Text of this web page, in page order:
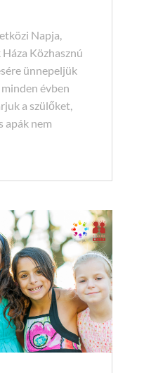
Napja,
Közhasznú
ünnepeljük
évben
a szülőket,
apák nem